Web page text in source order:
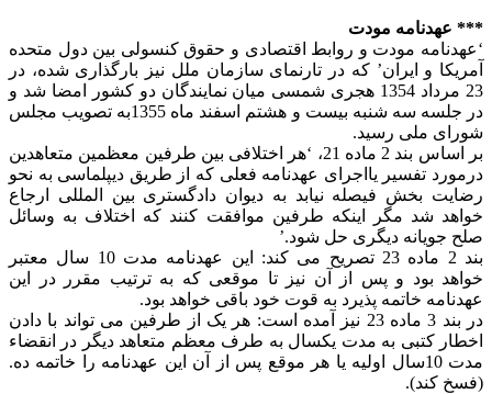
*** عهدنامه مودت
‘عهدنامه مودت و روابط اقتصادی و حقوق کنسولی بین دول متحده
آمریکا و ایران’ که در تارنمای سازمان ملل نیز بارگذاری شده، در
23 مرداد 1354 هجری شمسی میان نمایندگان دو کشور امضا شد و
در جلسه سه ‌شنبه بیست و هشتم اسفند ماه 1355به تصویب مجلس
شورای ملی رسید.
بر اساس بند 2 ماده 21، ‘هر اختلافی بین طرفین معظمین متعاهدین
درمورد تفسیر یااجرای عهدنامه فعلی که از طریق دیپلماسی به نحو
رضایت بخش فیصله نیابد به دیوان دادگستری بین المللی ارجاع
خواهد شد مگر اینکه طرفین موافقت کنند که اختلاف به وسائل
صلح جویانه دیگری حل شود.’
بند 2 ماده 23 تصریح می کند: این عهدنامه مدت 10 سال معتبر
خواهد بود و پس از آن نیز تا موقعی که به ترتیب مقرر در این
عهدنامه خاتمه پذیرد به قوت خود باقی خواهد بود.
در بند 3 ماده 23 نیز آمده است: هر یک از طرفین می تواند با دادن
اخطار کتبی به مدت یکسال به طرف معظم متعاهد دیگر در انقضاء
مدت 10سال اولیه یا هر موقع پس از آن این عهدنامه را خاتمه ده.
(فسخ کند).